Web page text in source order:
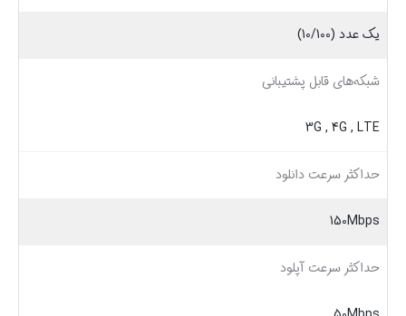
یک عدد (10/100)
شبکه‌های قابل پشتیبانی
3G , 4G , LTE
حداکثر سرعت دانلود
150Mbps
حداکثر سرعت آپلود